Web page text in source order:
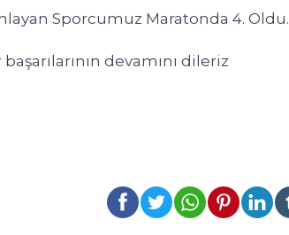
Sporcumuz Maratonda 4. Oldu.
devamını dileriz